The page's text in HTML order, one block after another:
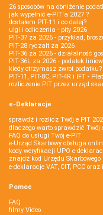
26 sposobów na obniżenie
jak wypełnić e-PIT'a 2027 ?
dostałem PIT-11 i co dalej?
ulgi i odliczenia - pity 2026
PIT-37 za 2026 - przykład,
PIT-28 ryczałt za 2026
PIT-36 za 2026 - działalność
PIT-36L za 2026 - podatek
kiedy otrzymasz zwrot podatku?
PIT-11, PIT-8C, PIT-4R i IFT -
rozliczenie PIT przez urząd
e-Deklaracje
sprawdź i rozlicz Twój e PIT
dlaczego warto sprawdzić Twój
FAQ do usługi Twój e-PIT
e-Urząd Skarbowy obsługa
kody weryfikacji UPO e-
znajdź kod Urzędu Skarbowego
e-deklaracje VAT, CIT, PCC oraz
Pomoc
FAQ
filmy Video